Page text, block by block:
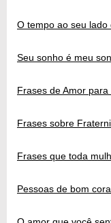
O tempo ao seu lado
Seu sonho é meu
Frases de Amor
Frases sobre
Frases que toda
Pessoas de bom